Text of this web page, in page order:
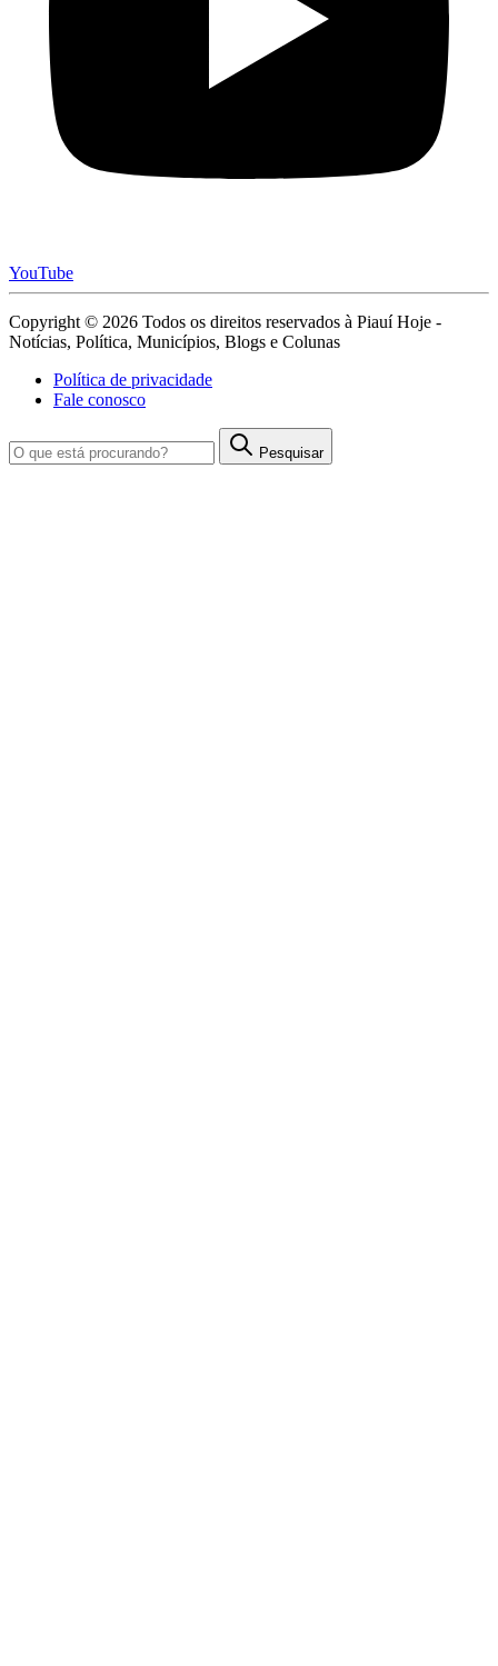
YouTube
Copyright © 2026 Todos os direitos reservados à Piauí Hoje -
Notícias, Política, Municípios, Blogs e Colunas
Política de privacidade
Fale conosco
Pesquisar